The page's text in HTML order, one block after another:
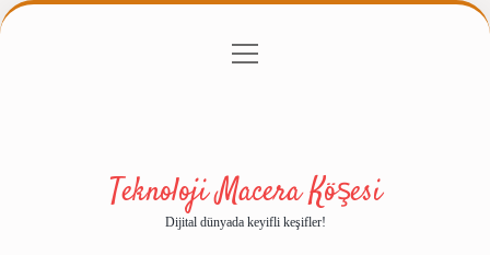
Gizlilik Politikası
menüyü
Teknoloji Macera Köşesi
Dijital dünyada keyifli keşifler!